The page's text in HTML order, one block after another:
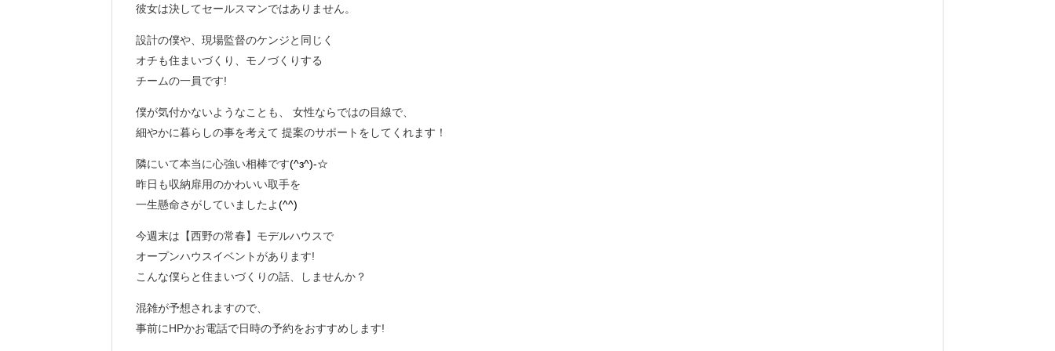
彼女は決してセールスマンではありません。
設計の僕や、現場監督のケンジと同じく
オチも住まいづくり、モノづくりする
チームの一員です!
僕が気付かないようなことも、 女性ならではの目線で、
細やかに暮らしの事を考えて 提案のサポートをしてくれます！
隣にいて本当に心強い相棒です(^з^)-☆
昨日も収納扉用のかわいい取手を
一生懸命さがしていましたよ(^^)
今週末は【西野の常春】モデルハウスで
オープンハウスイベントがあります!
こんな僕らと住まいづくりの話、しませんか？
混雑が予想されますので、
事前にHPかお電話で日時の予約をおすすめします!